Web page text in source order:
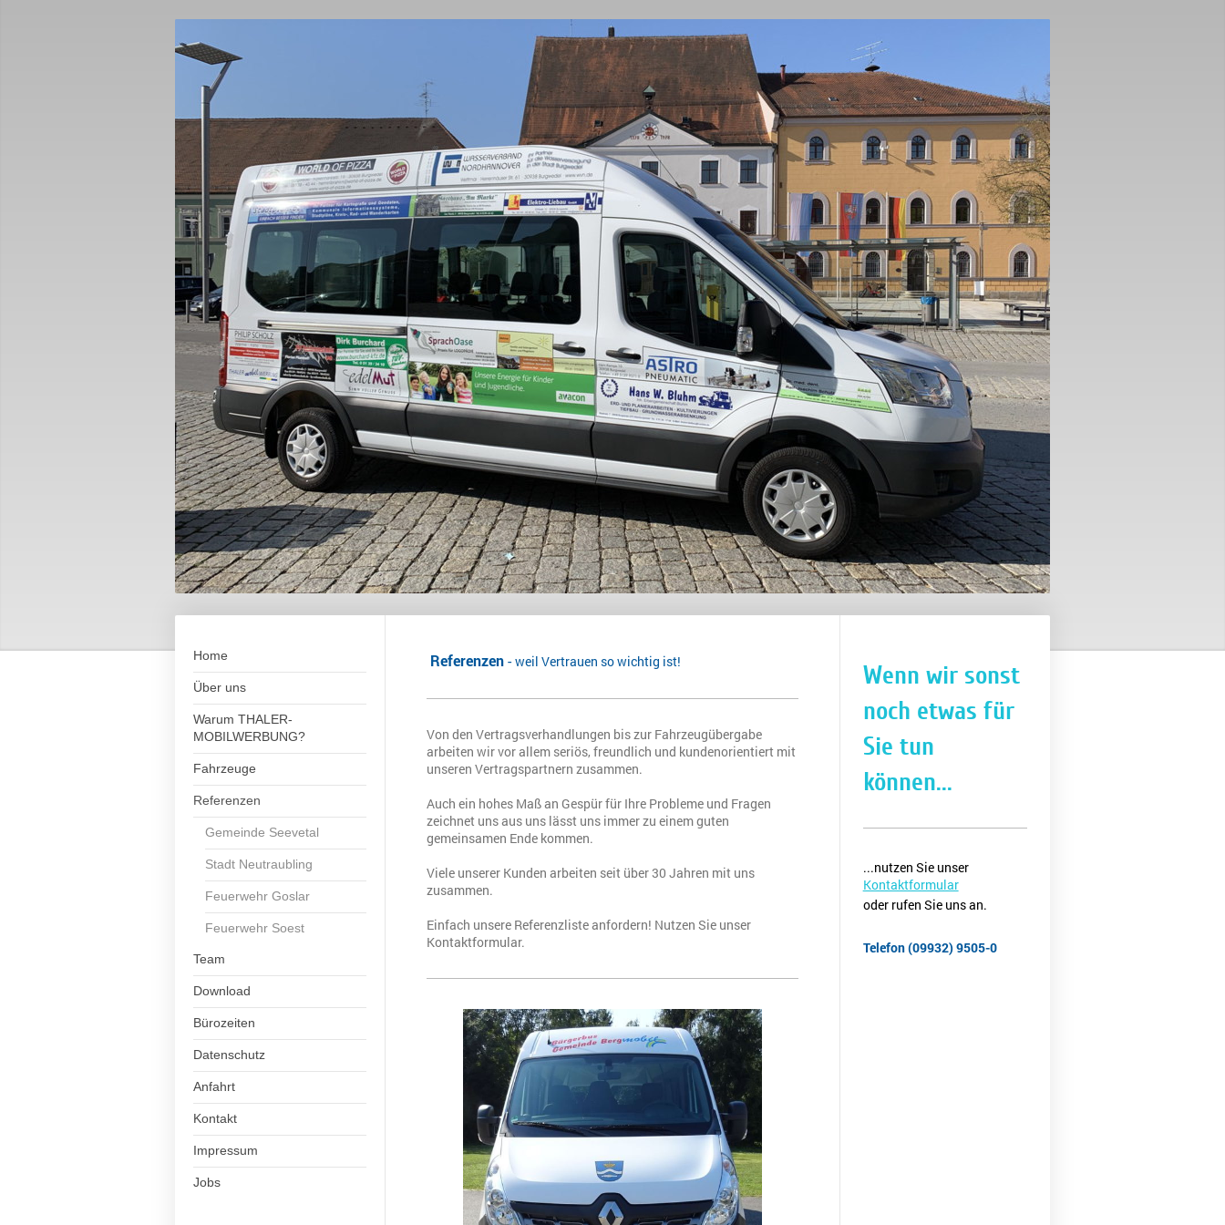
Home
Über uns
Warum THALER-
MOBILWERBUNG?
Fahrzeuge
Referenzen
Gemeinde Seevetal
Stadt Neutraubling
Feuerwehr Goslar
Feuerwehr Soest
Team
Download
Bürozeiten
Datenschutz
Anfahrt
Kontakt
Impressum
Jobs
Referenzen -weil Vertrauen so wichtig ist!
Von den Vertragsverhandlungen bis zur Fahrzeugübergabe
arbeiten wir vor allem seriös, freundlich und kundenorientiert mit
unseren Vertragspartnern zusammen.
Auch ein hohes Maß an Gespür für Ihre Probleme und Fragen
zeichnet uns aus uns lässt uns immer zu einem guten
gemeinsamen Ende kommen.
Viele unserer Kunden arbeiten seit über 30 Jahren mit uns
zusammen.
Einfach unsere Referenzliste anfordern! Nutzen Sie unser
Kontaktformular.
Wenn wir sonst
noch etwas für
Sie tun
können...
...nutzen Sie unser
Kontaktformular
oder rufen Sie uns an.
Telefon (09932) 9505-0